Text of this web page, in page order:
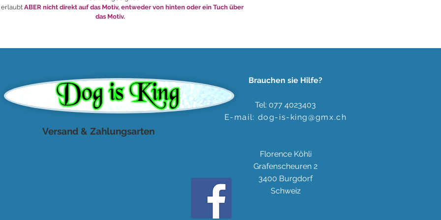
ABER nicht direkt auf das Motiv, entweder von hinten oder ein Tuch über
das Motiv.
Versand & Zahlungsarten
Brauchen sie Hilfe?
Tel: 077 4023403
E-mail: dog-is-king@gmx.ch
Florence Köhli
Grafenscheuren 2
3400 Burgdorf
Schweiz